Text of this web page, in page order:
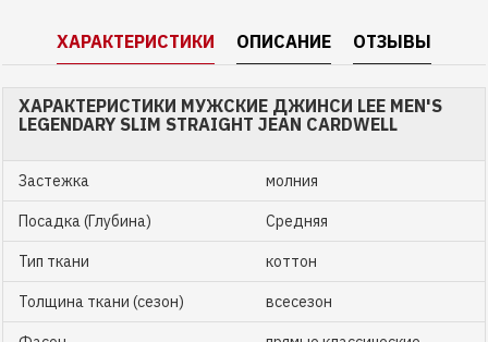
ХАРАКТЕРИСТИКИ ОПИСАНИЕ ОТЗЫВЫ
ХАРАКТЕРИСТИКИ МУЖСКИЕ ДЖИНСИ LEE MEN'S
LEGENDARY SLIM STRAIGHT JEAN CARDWELL
Застежка молния
Посадка (Глубина) Средняя
Тип ткани коттон
Толщина ткани (сезон) всесезон